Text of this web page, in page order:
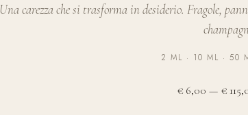
Una carezza che si trasforma in desiderio. Fragole,
2 ML · 10 ML · 50
€ 6,00 — €